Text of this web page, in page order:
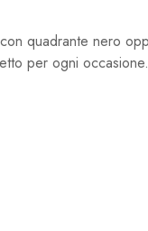
quadrante nero
per ogni